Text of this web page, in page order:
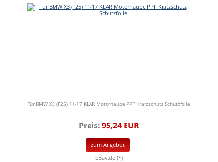
Für BMW X3 (F25) 11-17 KLAR Motorhaube PPF Kratzschutz Schutzfolie
Preis:95,24 EUR
zum Angebot
eBay.de (*)